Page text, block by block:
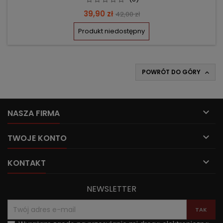
Cena
39,90 zł Cena
podstawowa
42,00 zł
Produkt niedostępny
POWRÓT DO GÓRY 
NASZA FIRMA 
TWOJE KONTO 
KONTAKT 
NEWSLETTER